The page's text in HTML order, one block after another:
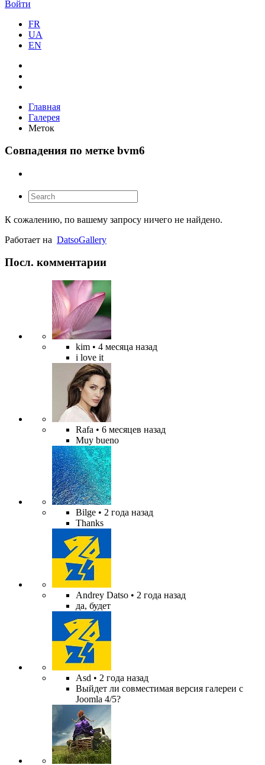
Войти
FR
UA
EN
Главная
Галерея
Меток
Совпадения по метке bvm6
К сожалению, по вашему запросу ничего не найдено.
Работает на DatsoGallery
Посл. комментарии
kim • 4 месяца назад
i love it
Rafa • 6 месяцев назад
Muy bueno
Bilge • 2 года назад
Thanks
Andrey Datso • 2 года назад
да, будет
Asd • 2 года назад
Выйдет ли совместимая версия галереи с
Joomla 4/5?